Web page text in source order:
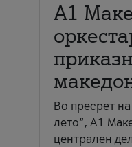
А1
Во пресрет
лето“, А1
централен